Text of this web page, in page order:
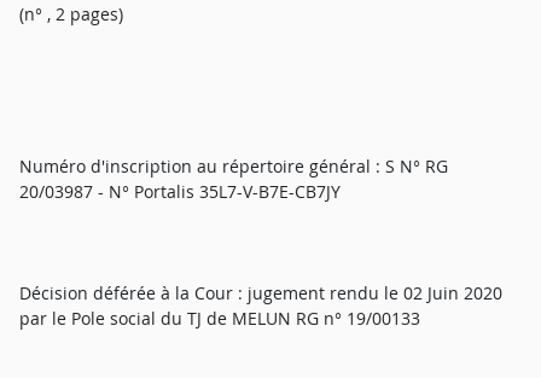
(n° , 2 pages)
Numéro d'inscription au répertoire général : S N° RG
20/03987 - N° Portalis 35L7-V-B7E-CB7JY
Décision déférée à la Cour : jugement rendu le 02 Juin 2020
par le Pole social du TJ de MELUN RG n° 19/00133